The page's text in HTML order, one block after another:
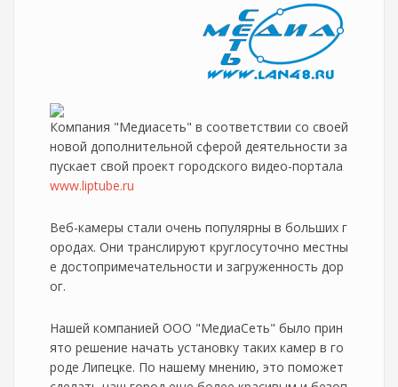
Компания "Медиасеть" в соответствии со своей
новой дополнительной сферой деятельности за
пускает свой проект городского видео-портала
www.liptube.ru
Веб-камеры стали очень популярны в больших г
ородах. Они транслируют круглосуточно местны
е достопримечательности и загруженность дор
ог.
Нашей компанией ООО "МедиаСеть" было прин
ято решение начать установку таких камер в го
роде Липецке. По нашему мнению, это поможет